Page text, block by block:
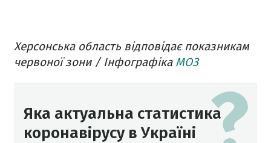
Херсонська область відповідає показникам
червоної зони / Інфографіка МОЗ
Яка актуальна статистика
коронавірусу в Україні